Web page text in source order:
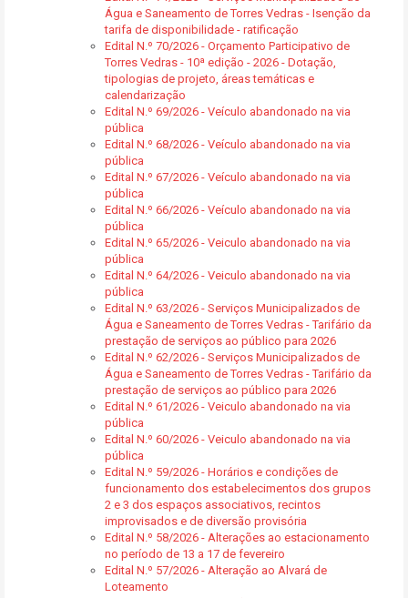
Água e Saneamento de Torres Vedras - Isenção da
tarifa de disponibilidade - ratificação
Edital N.º 70/2026 - Orçamento Participativo de
Torres Vedras - 10ª edição - 2026 - Dotação,
tipologias de projeto, áreas temáticas e
calendarização
Edital N.º 69/2026 - Veículo abandonado na via
pública
Edital N.º 68/2026 - Veículo abandonado na via
pública
Edital N.º 67/2026 - Veículo abandonado na via
pública
Edital N.º 66/2026 - Veículo abandonado na via
pública
Edital N.º 65/2026 - Veiculo abandonado na via
pública
Edital N.º 64/2026 - Veiculo abandonado na via
pública
Edital N.º 63/2026 - Serviços Municipalizados de
Água e Saneamento de Torres Vedras - Tarifário da
prestação de serviços ao público para 2026
Edital N.º 62/2026 - Serviços Municipalizados de
Água e Saneamento de Torres Vedras - Tarifário da
prestação de serviços ao público para 2026
Edital N.º 61/2026 - Veiculo abandonado na via
pública
Edital N.º 60/2026 - Veiculo abandonado na via
pública
Edital N.º 59/2026 - Horários e condições de
funcionamento dos estabelecimentos dos grupos
2 e 3 dos espaços associativos, recintos
improvisados e de diversão provisória
Edital N.º 58/2026 - Alterações ao estacionamento
no período de 13 a 17 de fevereiro
Edital N.º 57/2026 - Alteração ao Alvará de
Loteamento